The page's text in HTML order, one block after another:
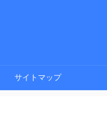
サイトマップ